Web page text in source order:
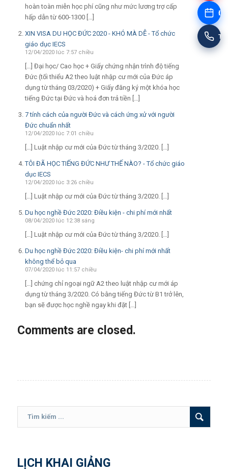
hoàn toàn miễn học phí cũng như mức lương trợ cấp
hấp dẫn từ 600-1300 […]
XIN VISA DU HỌC ĐỨC 2020 - KHÓ MÀ DỄ - Tổ chức
giáo dục IECS
12/04/2020 lúc 7:57 chiều
[…] Đại học/ Cao học + Giấy chứng nhận trình độ tiếng
Đức (tối thiểu A2 theo luật nhập cư mới của Đức áp
dụng từ tháng 03/2020) + Giấy đăng ký một khóa học
tiếng Đức tại Đức và hoá đơn trả tiền […]
7 tính cách của người Đức và cách ứng xử với người
Đức chuẩn nhất
12/04/2020 lúc 7:01 chiều
[…] Luật nhập cư mới của Đức từ tháng 3/2020. […]
TÔI ĐÃ HỌC TIẾNG ĐỨC NHƯ THẾ NÀO? - Tổ chức giáo
dục IECS
12/04/2020 lúc 3:26 chiều
[…] Luật nhập cư mới của Đức từ tháng 3/2020. […]
Du học nghề Đức 2020: Điều kiện - chi phí mới nhất
08/04/2020 lúc 12:38 sáng
[…] Luật nhập cư mới của Đức từ tháng 3/2020. […]
Du học nghề Đức 2020: Điều kiện- chi phí mới nhất
không thể bỏ qua
07/04/2020 lúc 11:57 chiều
[…] chứng chỉ ngoại ngữ A2 theo luật nhập cư mới áp
dụng từ tháng 3/2020. Có bằng tiếng Đức từ B1 trở lên,
bạn sẽ được học nghề ngay khi đặt […]
Comments are closed.
LỊCH KHAI GIẢNG
Tư